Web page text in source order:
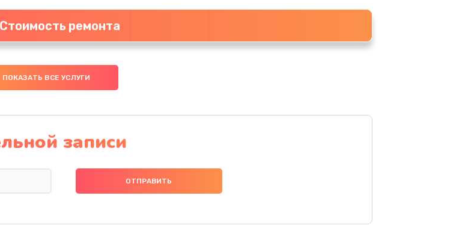
Стоимость ремонта
ПОКАЗАТЬ ВСЕ УСЛУГИ
записи